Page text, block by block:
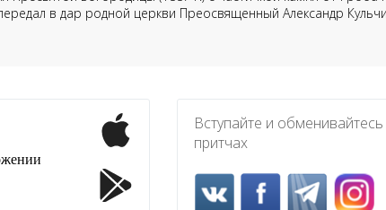
в дар родной церкви Преосвященный Александр
Вступайте и
притчах